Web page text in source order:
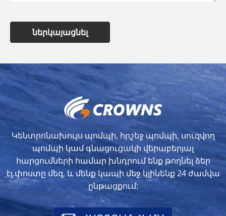
ներկայացնել
Կենտրոնախույս պոմպի, հրշեջ պոմպի, սուզվող
պոմպի կամ գնացուցակի վերաբերյալ
հարցումների համար խնդրում ենք թողնել ձեր
էլ.փոստը մեզ, և մենք կապի մեջ կլինենք 24 ժամվա
ընթացքում: